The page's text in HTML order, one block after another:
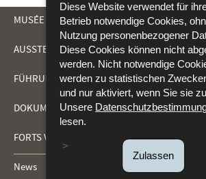
Diese Website verwendet für
Betrieb notwendige Cookies,
Nutzung personenbezogener
Diese Cookies können nicht
werden. Nicht notwendige
werden zu statistischen
und nur aktiviert, wenn Sie sie
Unsere
lesen.
Zulassen
NAVIGATIONSMENÜ
MUSÉE DRÄI EECHELEN
AUSSTELLUNGEN
FÜHRUNGEN UND AKTIVITÄTEN
DOKUMENTATIONSZENTRUM (CDF)
FORTS VON KIRCHBERG
News